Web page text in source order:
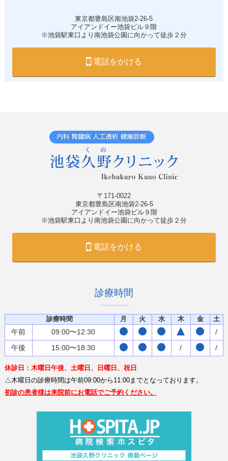
東京都豊島区南池袋2-26-5
アイアンドイー池袋ビル９階
※池袋駅東口より南池袋公園に向かって徒歩２分
電話をかける
〒171-0022
東京都豊島区南池袋2-26-5
アイアンドイー池袋ビル９階
※池袋駅東口より南池袋公園に向かって徒歩２分
電話をかける
診療時間
診療時間 月 火 水 木 金 土
午前 09:00〜12:30
/
午後
15:00〜18:30 / /
休診日：木曜日午後、土曜日、日曜日、祝日
△木曜日の診療時間は午前09:00から11:00までとなっております。
初診の患者様は来院前にお電話でご予約ください。